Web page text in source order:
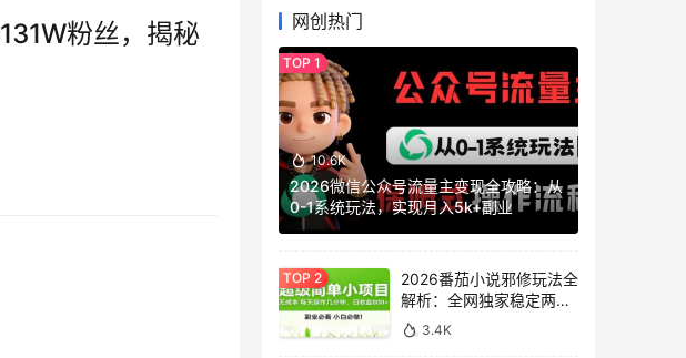
粉丝，揭秘
网创热门
10.6K
2026微信公众号流量主变现全攻略：从
0-1系统玩法，实现月入5k+副业
2026番茄小说邪修玩法全
解析：全网独家稳定两年
老项目，助你日赚
500+稿费收益
3.4K